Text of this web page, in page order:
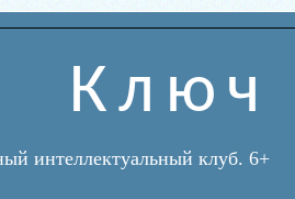
Ключ
интеллектуальный клуб. 6+